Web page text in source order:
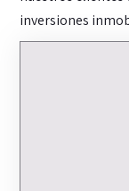
inversiones